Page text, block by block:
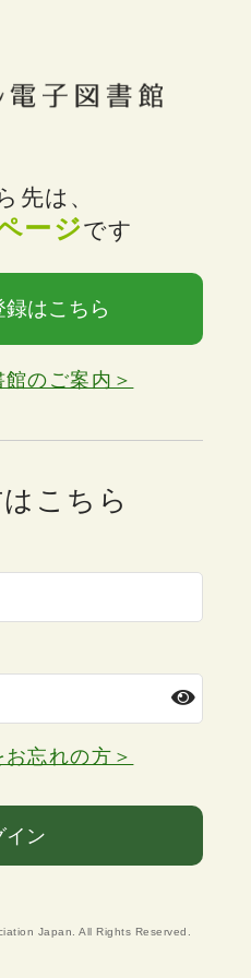
先は、
ージです
はこちら
のご案内＞
こちら
忘れの方＞
イン
Japan. All Rights Reserved.